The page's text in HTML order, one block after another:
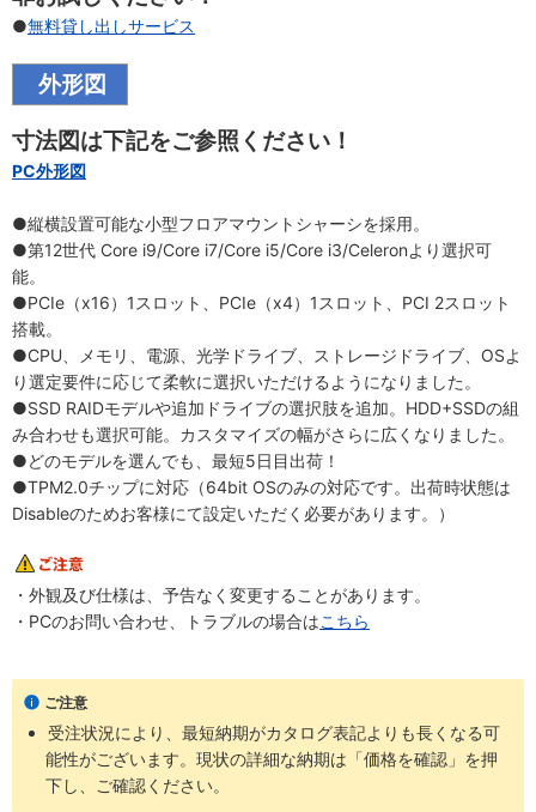
●無料貸し出しサービス
外形図
寸法図は下記をご参照ください！
PC外形図
●縦横設置可能な小型フロアマウントシャーシを採用。
●第12世代 Core i9/Core i7/Core i5/Core i3/Celeronより選択可
能。
●PCIe（x16）1スロット、PCIe（x4）1スロット、PCI 2スロット
搭載。
●CPU、メモリ、電源、光学ドライブ、ストレージドライブ、OSよ
り選定要件に応じて柔軟に選択いただけるようになりました。
●SSD RAIDモデルや追加ドライブの選択肢を追加。HDD+SSDの組
み合わせも選択可能。カスタマイズの幅がさらに広くなりました。
●どのモデルを選んでも、最短5日目出荷！
●TPM2.0チップに対応（64bit OSのみの対応です。出荷時状態は
Disableのためお客様にて設定いただく必要があります。）
・外観及び仕様は、予告なく変更することがあります。
・PCのお問い合わせ、トラブルの場合はこちら
ご注意
受注状況により、最短納期がカタログ表記よりも長くなる可
能性がございます。現状の詳細な納期は「価格を確認」を押
下し、ご確認ください。